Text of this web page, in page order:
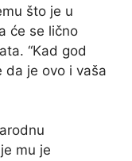
što je u
će se lično
“Kad god
da je ovo i vaša
mu je